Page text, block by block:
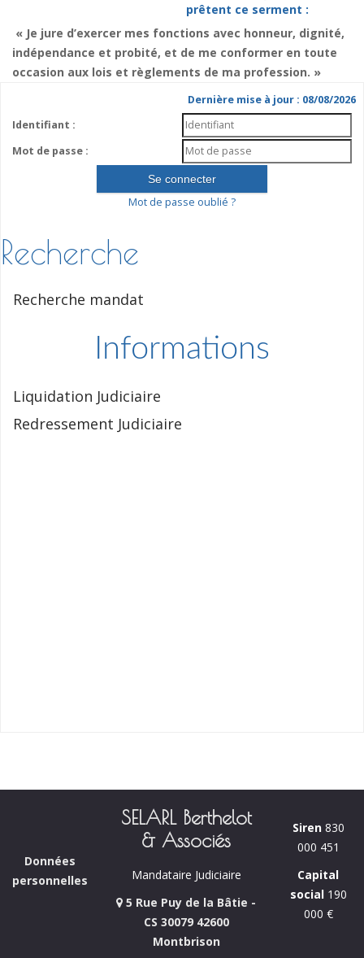
prêtent ce serment :
« Je jure d’exercer mes fonctions avec honneur, dignité,
indépendance et probité, et de me conformer en toute
occasion aux lois et règlements de ma profession. »
Dernière mise à jour : 08/08/2026
Identifiant :
Mot de passe :
Mot de passe oublié ?
Recherche
Recherche mandat
Informations
Liquidation Judiciaire
Redressement Judiciaire
Données
personnelles
SELARL Berthelot
& Associés
Mandataire Judiciaire
5 Rue Puy de la Bâtie -
CS 30079 42600
Montbrison
Siren830
000 451
Capital
social190
000 €